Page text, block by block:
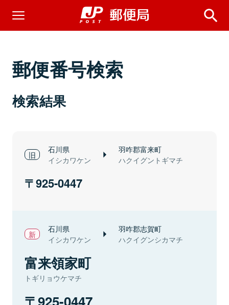
郵便番号検索
検索結果
石川県
イシカワケン
羽咋郡富来町
ハクイグントギマチ
925-0447
石川県
イシカワケン
羽咋郡志賀町
ハクイグンシカマチ
富来領家町
トギリョウケマチ
925-0447